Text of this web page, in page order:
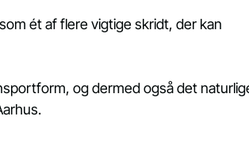
ét af flere vigtige skridt, der kan
og dermed også det